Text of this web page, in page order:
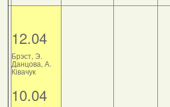
12.04
Брэст, Э.
Данцова, А.
Ківачук
10.04